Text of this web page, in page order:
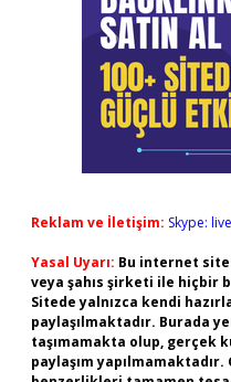
Reklam ve İletişim: Skype:
Yasal Uyarı: Bu internet
veya şahıs şirketi ile hiçbir
Sitede yalnızca kendi
paylaşılmaktadır. Burada
taşımamakta olup, gerçek
paylaşım